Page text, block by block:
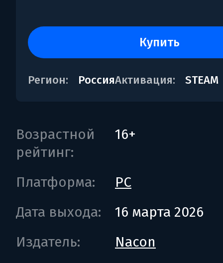
купить
Регион: РоссияАктивация: STEAM
Возрастной
рейтинг:
16+
Платформа:
PC
Дата выхода:
16 марта 2026
Издатель:
Nacon